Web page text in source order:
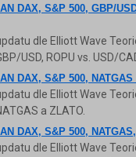
DAX, S&P 500, GBP/
dle Elliott Wave
USD, ROPU vs. USD/
DAX, S&P 500, NATGAS
dle Elliott Wave
a ZLATO.
DAX, S&P 500,
dle Elliott Wave